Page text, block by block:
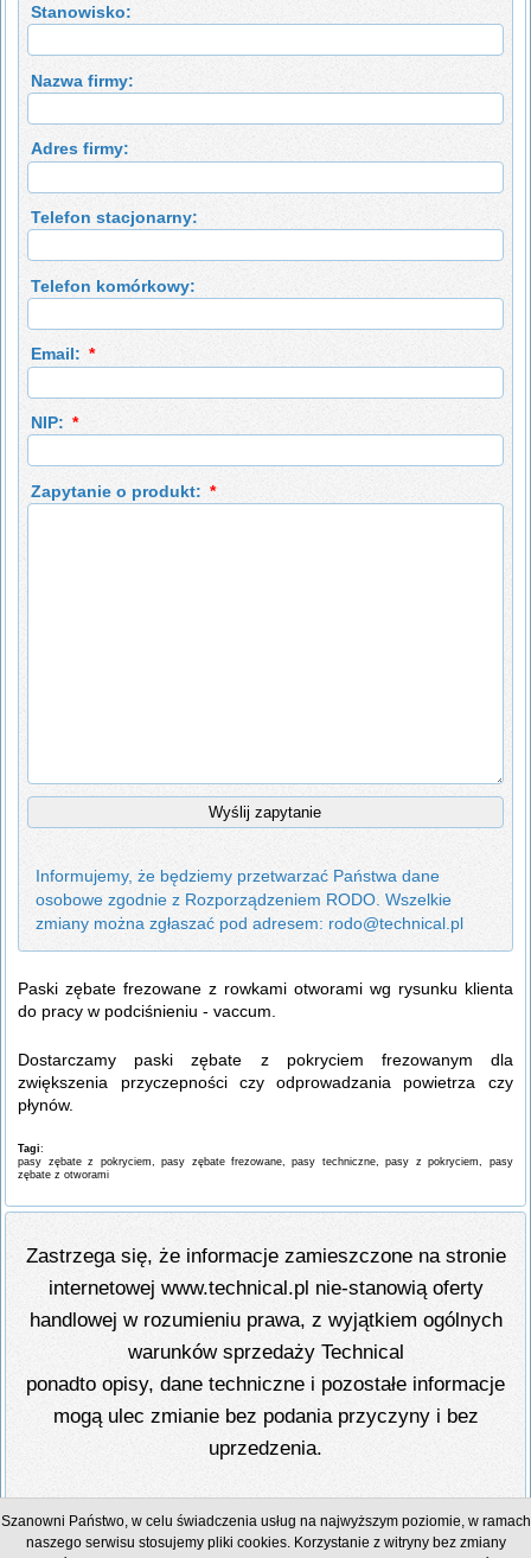
Stanowisko:
Nazwa firmy:
Adres firmy:
Telefon stacjonarny:
Telefon komórkowy:
Email: *
NIP: *
Zapytanie o produkt: *
Informujemy, że będziemy przetwarzać Państwa dane
osobowe zgodnie z Rozporządzeniem RODO. Wszelkie
zmiany można zgłaszać pod adresem: rodo@technical.pl
Paski zębate frezowane z rowkami otworami wg rysunku klienta
do pracy w podciśnieniu - vaccum.
Dostarczamy paski zębate z pokryciem frezowanym dla
zwiększenia przyczepności czy odprowadzania powietrza czy
płynów.
Tagi:
pasy zębate z pokryciem, pasy zębate frezowane, pasy techniczne, pasy z pokryciem, pasy
zębate z otworami
Zastrzega się, że informacje zamieszczone na stronie
internetowej www.technical.pl nie-stanowią oferty
handlowej w rozumieniu prawa, z wyjątkiem ogólnych
warunków sprzedaży Technical
ponadto opisy, dane techniczne i pozostałe informacje
mogą ulec zmianie bez podania przyczyny i bez
uprzedzenia.
Technical Grzegorz Tęgos
PL 62-600 Koło, ul. Toruńska 212
Szanowni Państwo, w celu świadczenia usług na najwyższym poziomie, w ramach
naszego serwisu stosujemy pliki cookies. Korzystanie z witryny bez zmiany